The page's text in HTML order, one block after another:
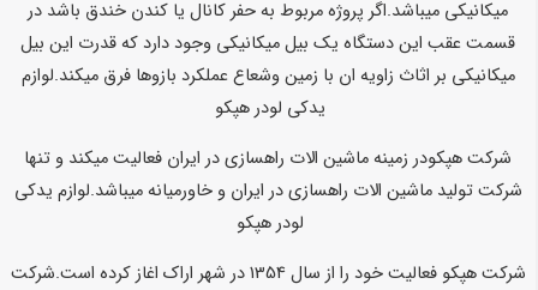
میکانیکی میباشد.اگر پروژه مربوط به حفر کانال یا کندن خندق باشد در
قسمت عقب این دستگاه یک بیل میکانیکی وجود دارد که قدرت این بیل
میکانیکی بر اثاث زاویه ان با زمین وشعاع عملکرد بازوها فرق میکند.لوازم
یدکی لودر هپکو
شرکت هپکودر زمینه ماشین الات راهسازی در ایران فعالیت میکند و تنها
شرکت تولید ماشین الات راهسازی در ایران و خاورمیانه میباشد.لوازم یدکی
لودر هپکو
شرکت هپکو فعالیت خود را از سال 1354 در شهر اراک اغاز کرده است.شرکت